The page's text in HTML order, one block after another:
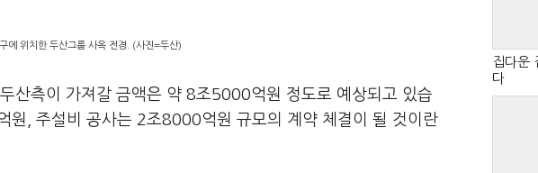
에 위치한 두산그룹 사옥 전경. (사진=두산)
산측이 가져갈 금액은 약 8조5000억원 정도로 예상되고 있습
원, 주설비 공사는 2조8000억원 규모의 계약 체결이 될 것이란
집다운
다